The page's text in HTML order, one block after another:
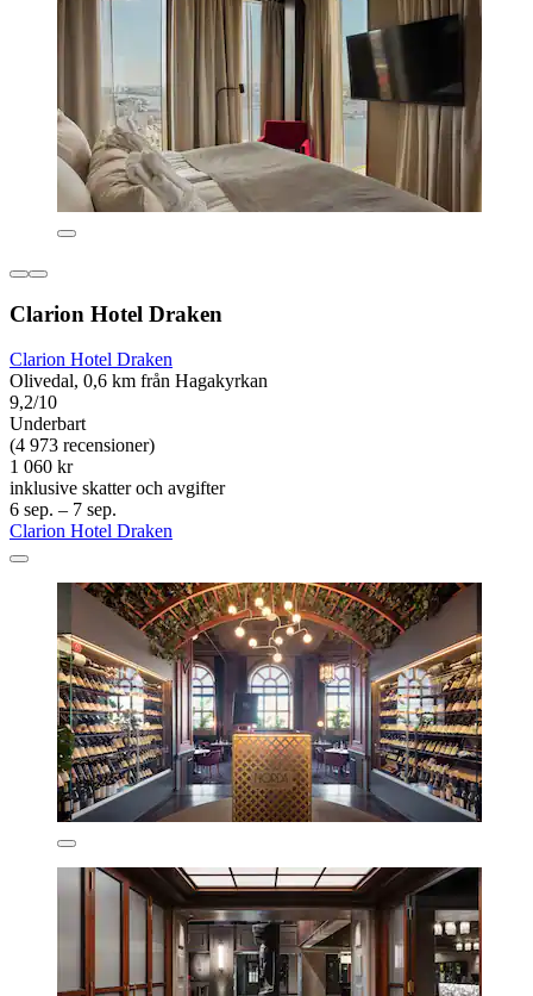
Clarion Hotel Draken
Clarion Hotel Draken
Olivedal, 0,6 km från Hagakyrkan
9,2/10
Underbart
(4 973 recensioner)
1 060 kr
inklusive skatter och avgifter
6 sep. – 7 sep.
Clarion Hotel Draken